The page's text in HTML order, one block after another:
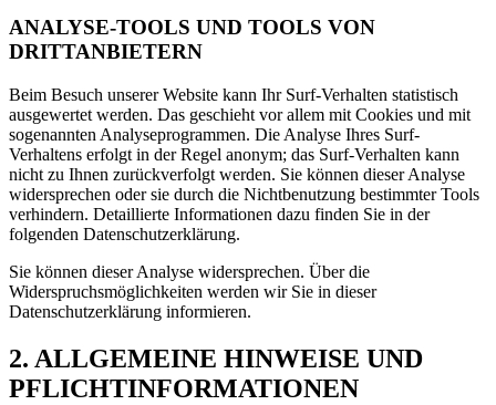
ANALYSE-TOOLS UND TOOLS VON
DRITTANBIETERN
Beim Besuch unserer Website kann Ihr Surf-Verhalten statistisch
ausgewertet werden. Das geschieht vor allem mit Cookies und mit
sogenannten Analyseprogrammen. Die Analyse Ihres Surf-
Verhaltens erfolgt in der Regel anonym; das Surf-Verhalten kann
nicht zu Ihnen zurückverfolgt werden. Sie können dieser Analyse
widersprechen oder sie durch die Nichtbenutzung bestimmter Tools
verhindern. Detaillierte Informationen dazu finden Sie in der
folgenden Datenschutzerklärung.
Sie können dieser Analyse widersprechen. Über die
Widerspruchsmöglichkeiten werden wir Sie in dieser
Datenschutzerklärung informieren.
2. ALLGEMEINE HINWEISE UND
PFLICHTINFORMATIONEN